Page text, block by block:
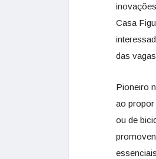
Casa
das
Pioneiro
ao propor
ou de